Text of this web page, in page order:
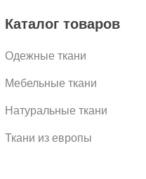
Каталог товаров
Одежные ткани
Мебельные ткани
Натуральные ткани
Ткани из европы